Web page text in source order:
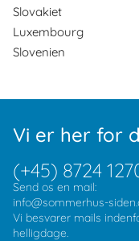
Slovakiet
Luxembourg
Slovenien
Vi er her for
(+45) 8724
Send os en mail:
info@sommerhus-
Vi besvarer mails
helligdage.